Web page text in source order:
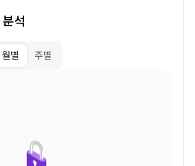
석
월별 주별